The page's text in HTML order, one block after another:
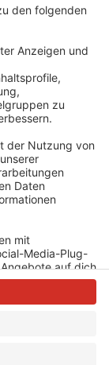
auch eine
Die
an. Die